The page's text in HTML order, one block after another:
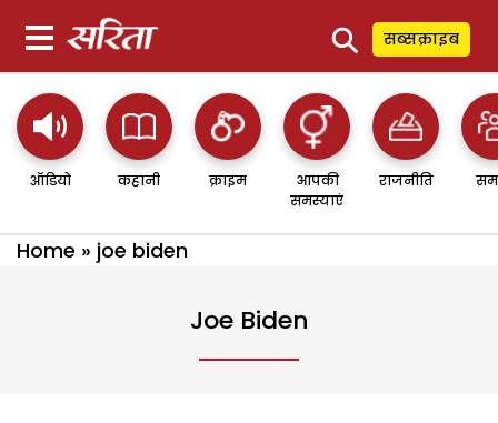
⚲ सब्सक्राइब
ऑडियो कहानी क्राइम
आपकी
समस्याएं
राजनीति
Home » joe biden
Joe Biden